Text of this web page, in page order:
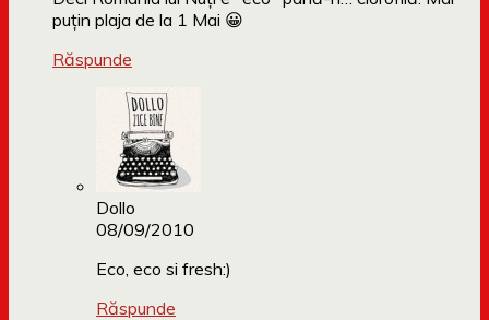
puţin plaja de la 1 Mai 😀
Răspunde
Dollo
08/09/2010
Eco, eco si fresh:)
Răspunde